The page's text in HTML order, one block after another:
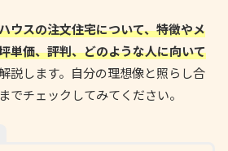
ウスの注文住宅について、特徴やメ
単価、評判、どのような人に向いて
説します。自分の理想像と照らし合
でチェックしてみてください。